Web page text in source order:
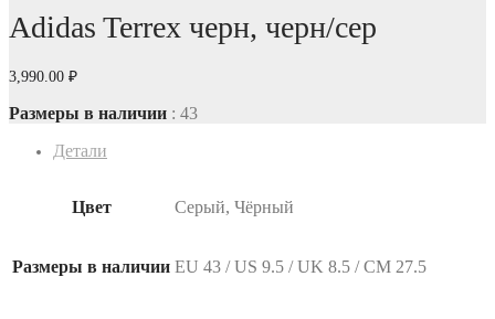
Adidas Terrex черн, черн/сер
3,990.00 ₽
Размеры в наличии : 43
Детали
Цвет Серый, Чёрный
Размеры в наличии EU 43 / US 9.5 / UK 8.5 / СМ 27.5